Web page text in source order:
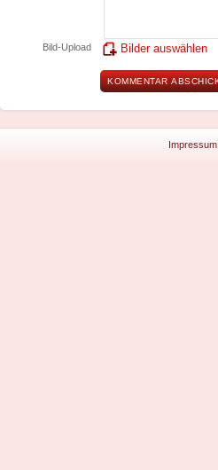
Bild-Upload Bilder auswählen
Impressum